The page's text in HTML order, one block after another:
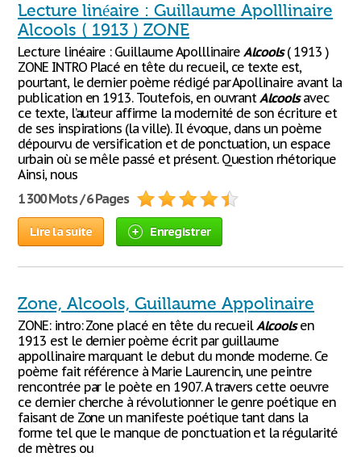
Lecture linéaire : Guillaume Apolllinaire
Alcools ( 1913 ) ZONE
Lecture linéaire : Guillaume ApolllinaireAlcools( 1913 )
ZONE INTRO Placé en tête du recueil, ce texte est,
pourtant, le dernier poème rédigé par Apollinaire avant la
publication en 1913. Toutefois, en ouvrantAlcoolsavec
ce texte, l’auteur affirme la modernité de son écriture et
de ses inspirations (la ville). Il évoque, dans un poème
dépourvu de versification et de ponctuation, un espace
urbain où se mêle passé et présent. Question rhétorique
Ainsi, nous
1 300 Mots / 6 Pages
Lire la suite Enregistrer
Zone, Alcools, Guillaume Appolinaire
ZONE: intro: Zone placé en tête du recueilAlcoolsen
1913 est le dernier poème écrit par guillaume
appollinaire marquant le debut du monde moderne. Ce
poème fait référence à Marie Laurencin, une peintre
rencontrée par le poète en 1907. A travers cette oeuvre
ce dernier cherche à révolutionner le genre poétique en
faisant de Zone un manifeste poétique tant dans la
forme tel que le manque de ponctuation et la régularité
de mètres ou